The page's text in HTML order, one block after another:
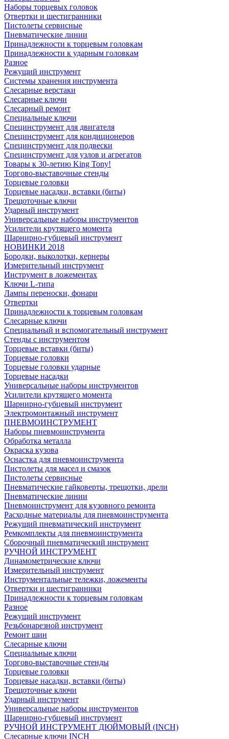
Наборы торцевых головок
Отвертки и шестигранники
Пистолеты сервисные
Пневматические линии
Принадлежности к торцевым головкам
Принадлежности к ударным головкам
Разное
Режущий инструмент
Системы хранения инструмента
Слесарные верстаки
Слесарные ключи
Слесарный ремонт
Специальные ключи
Специнструмент для двигателя
Специнструмент для кондиционеров
Специнструмент для подвески
Специнструмент для узлов и агрегатов
Товары к 30-летию King Tony!
Торгово-выставочные стенды
Торцевые головки
Торцевые насадки, вставки (биты)
Трещоточные ключи
Ударный инструмент
Универсальные наборы инструментов
Усилители крутящего момента
Шарнирно-губцевый инструмент
НОВИНКИ 2018
Бородки, выколотки, кернеры
Измерительный инструмент
Инструмент в ложементах
Ключи L-типа
Лампы переноски, фонари
Отвертки
Принадлежности к торцевым головкам
Слесарные ключи
Специальный и вспомогательный инструмент
Стенды с инструментом
Торцевые вставки (биты)
Торцевые головки
Торцевые головки ударные
Торцевые насадки
Универсальные наборы инструментов
Усилители крутящего момента
Шарнирно-губцевый инструмент
Электромонтажный инструмент
ПНЕВМОИНСТРУМЕНТ
Наборы пневмоинструмента
Обработка металла
Окраска кузова
Оснастка для пневмоинструмента
Пистолеты для масел и смазок
Пистолеты сервисные
Пневматические гайковерты, трещотки, дрели
Пневматические линии
Пневмоинструмент для кузовного ремонта
Расходные материалы для пневмоинструмента
Режущий пневматический инструмент
Ремкомплекты для пневмоинструмента
Сборочный пневматический инструмент
РУЧНОЙ ИНСТРУМЕНТ
Динамометрические ключи
Измерительный инструмент
Инструментальные тележки, ложементы
Отвертки и шестигранники
Принадлежности к торцевым головкам
Разное
Режущий инструмент
Резьбонарезной инструмент
Ремонт шин
Слесарные ключи
Специальные ключи
Торгово-выставочные стенды
Торцевые головки
Торцевые насадки, вставки (биты)
Трещоточные ключи
Ударный инструмент
Универсальные наборы инструментов
Шарнирно-губцевый инструмент
РУЧНОЙ ИНСТРУМЕНТ ДЮЙМОВЫЙ (INCH)
Слесарные ключи INCH